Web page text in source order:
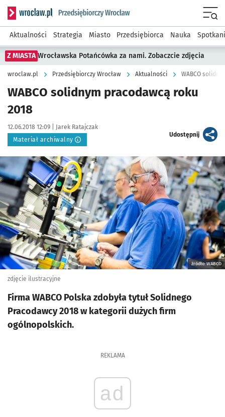
Serwis informacyjny wroclaw.pl podserwis: Strategia
Aktualności Strategia Miasto Przedsiębiorca Nauka
Z MIASTA Wrocławska Potańcówka za nami. Zobaczcie zdjęcia
wroclaw.pl Przedsiębiorczy Wrocław Aktualności WABCO
WABCO solidnym pracodawcą roku
2018
Data publikacji:
12.06.2018 12:09 | Autor:
Jarek Ratajczak
Materiał archiwalny
Udostępnijartykuł
Kliknij, aby powiększyć
źródło: WABCO
zdjęcie ilustracyjne
Firma WABCO Polska zdobyła tytuł Solidnego
Pracodawcy 2018 w kategorii dużych firm
ogólnopolskich.
REKLAMA
ad